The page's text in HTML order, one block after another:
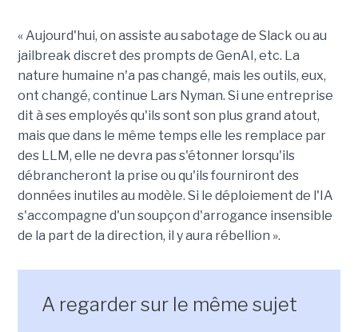
« Aujourd'hui, on assiste au sabotage de Slack ou au
jailbreak discret des prompts de GenAI, etc. La
nature humaine n'a pas changé, mais les outils, eux,
ont changé, continue Lars Nyman. Si une entreprise
dit à ses employés qu'ils sont son plus grand atout,
mais que dans le même temps elle les remplace par
des LLM, elle ne devra pas s'étonner lorsqu'ils
débrancheront la prise ou qu'ils fourniront des
données inutiles au modèle. Si le déploiement de l'IA
s'accompagne d'un soupçon d'arrogance insensible
de la part de la direction, il y aura rébellion ».
A regarder sur le même sujet